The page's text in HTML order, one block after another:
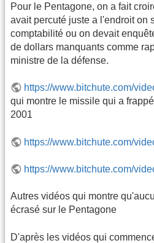
Pour le Pentagone, on a fait
avait percuté juste a l'endroit on
comptabilité ou on devait
de dollars manquants comme
ministre de la défense.
https://www.bitchute.com/
qui montre le missile qui a
2001
https://www.bitchute.com/
https://www.bitchute.com/
Autres vidéos qui montre
écrasé sur le Pentagone
D'après les vidéos qui